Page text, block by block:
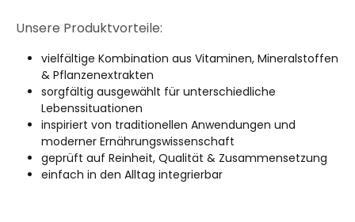
Unsere Produktvorteile:
vielfältige Kombination aus Vitaminen, Mineralstoffen
& Pflanzenextrakten
sorgfältig ausgewählt für unterschiedliche
Lebenssituationen
inspiriert von traditionellen Anwendungen und
moderner Ernährungswissenschaft
geprüft auf Reinheit, Qualität & Zusammensetzung
einfach in den Alltag integrierbar